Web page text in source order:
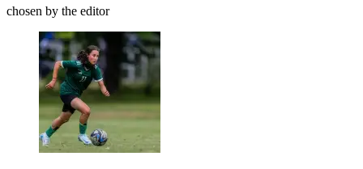
chosen by the editor